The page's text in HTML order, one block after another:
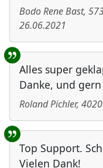
Bodo Rene Bast,
26.06.2021
Alles super
Danke, und
Roland Pichler, 4020
Top Support.
Vielen Dank!